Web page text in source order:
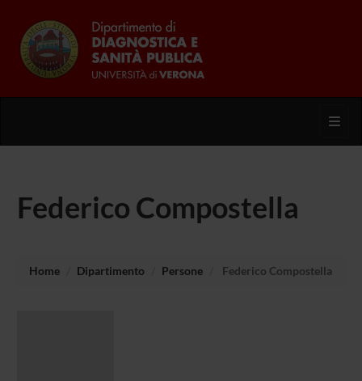
Federico Compostella
Home Dipartimento Persone Federico Compostella